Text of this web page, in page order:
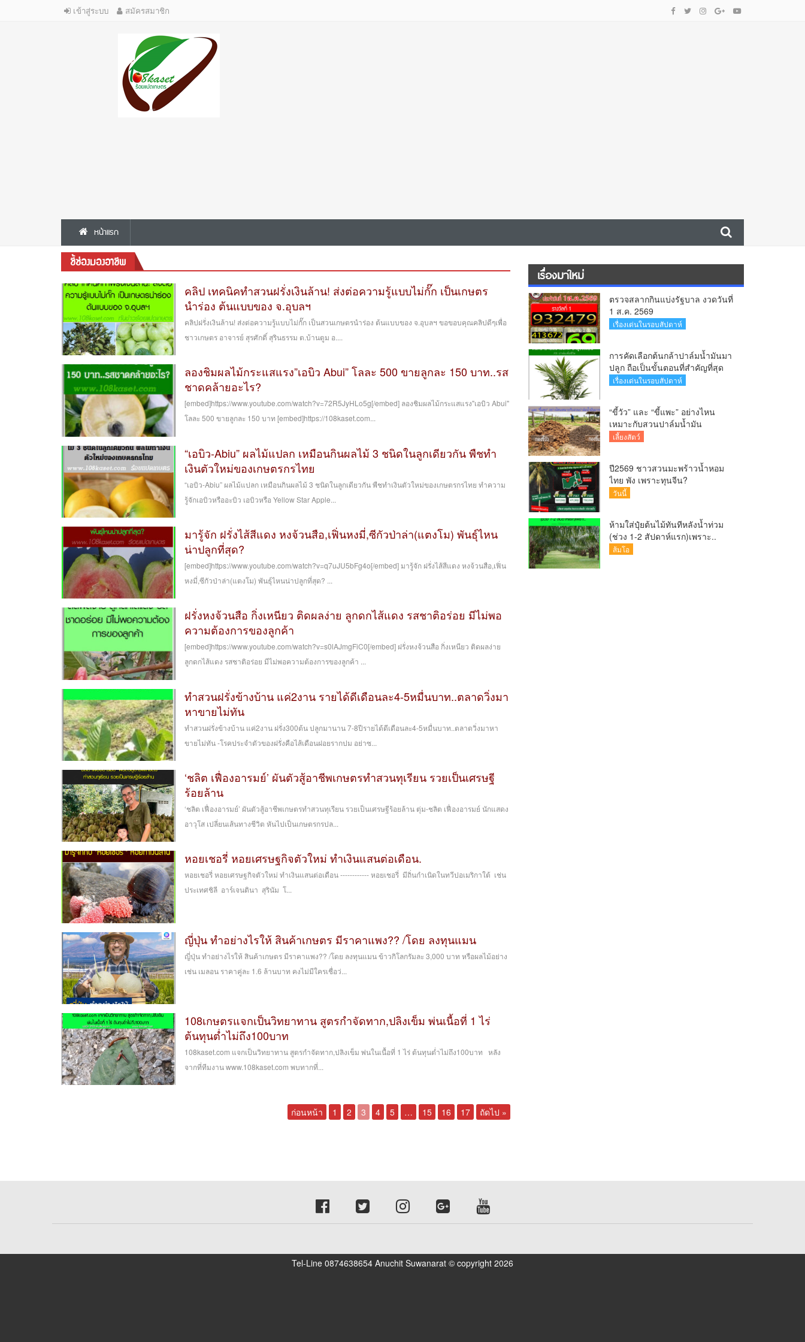
เข้าสู่ระบบ สมัครสมาชิก
หน้าแรก
ชี้ช่องมองอาชีพ
คลิป เทคนิคทำสวนฝรั่งเงินล้าน! ส่งต่อความรู้แบบไม่กั๊ก เป็นเกษตร
นำร่อง ต้นแบบของ จ.อุบลฯ
คลิปฝรั่งเงินล้าน! ส่งต่อความรู้แบบไม่กั๊ก เป็นสวนเกษตรนำร่อง ต้นแบบของ จ.อุบลฯ ขอขอบคุณคลิปดีๆเพื่อ
ชาวเกษตร อาจารย์ สุรศักดิ์ สุรินธรรม ต.บ้านตูม อ....
ลองชิมผลไม้กระแสแรง”เอบิว Abui” โลละ 500 ขายลูกละ 150 บาท..รส
ชาดคล้ายอะไร?
[embed]https://www.youtube.com/watch?v=72R5JyHLo5g[/embed] ลองชิมผลไม้กระแสแรง"เอบิว Abui"
โลละ 500 ขายลูกละ 150 บาท [embed]https://108kaset.com...
“เอบิว-Abiu” ผลไม้แปลก เหมือนกินผลไม้ 3 ชนิดในลูกเดียวกัน พืชทำ
เงินตัวใหม่ของเกษตรกรไทย
“เอบิว-Abiu” ผลไม้แปลก เหมือนกินผลไม้ 3 ชนิดในลูกเดียวกัน พืชทำเงินตัวใหม่ของเกษตรกรไทย ทำความ
รู้จักเอบิวหรืออะบิว เอบิวหรือ Yellow Star Apple...
มารู้จัก ฝรั่งไส้สีแดง หงจ้วนสือ,เฟิ่นหงมี่,ซีกัวป่าล่า(แตงโม) พันธุ์ไหน
น่าปลูกที่สุด?
[embed]https://www.youtube.com/watch?v=q7uJU5bFg4o[/embed] มารู้จัก ฝรั่งไส้สีแดง หงจ้วนสือ,เฟิ่น
หงมี่,ซีกัวป่าล่า(แตงโม) พันธุ์ไหนน่าปลูกที่สุด? ...
ฝรั่งหงจ้วนสือ กิ่งเหนียว ติดผลง่าย ลูกดกไส้แดง รสชาติอร่อย มีไม่พอ
ความต้องการของลูกค้า
[embed]https://www.youtube.com/watch?v=s0lAJmgFiC0[/embed] ฝรั่งหงจ้วนสือ กิ่งเหนียว ติดผลง่าย
ลูกดกไส้แดง รสชาติอร่อย มีไม่พอความต้องการของลูกค้า ...
ทำสวนฝรั่งข้างบ้าน แค่2งาน รายได้ดีเดือนละ4-5หมื่นบาท..ตลาดวิ่งมา
หาขายไม่ทัน
ทำสวนฝรั่งข้างบ้าน แค่2งาน ฝรั่ง300ต้น ปลูกมานาน 7-8ปีรายได้ดีเดือนละ4-5หมื่นบาท..ตลาดวิ่งมาหา
ขายไม่ทัน -โรคประจำตัวของฝรั่งคือไส้เดือนฝอยรากปม อย่าซ...
‘ชลิต เฟื่องอารมย์’ ผันตัวสู้อาชีพเกษตรทำสวนทุเรียน รวยเป็นเศรษฐี
ร้อยล้าน
‘ชลิต เฟื่องอารมย์’ ผันตัวสู้อาชีพเกษตรทำสวนทุเรียน รวยเป็นเศรษฐีร้อยล้าน ตุ่ม-ชลิต เฟื่องอารมย์ นักแสดง
อาวุโส เปลี่ยนเส้นทางชีวิต หันไปเป็นเกษตรกรปล...
หอยเชอรี่ หอยเศรษฐกิจตัวใหม่ ทำเงินแสนต่อเดือน.
หอยเชอรี่ หอยเศรษฐกิจตัวใหม่ ทำเงินแสนต่อเดือน ------------ หอยเชอรี่ มีถิ่นกำเนิดในทวีปอเมริกาใต้ เช่น
ประเทศชิลี อาร์เจนตินา สุรินัม โ...
ญี่ปุ่น ทำอย่างไรให้ สินค้าเกษตร มีราคาแพง?? /โดย ลงทุนแมน
ญี่ปุ่น ทำอย่างไรให้ สินค้าเกษตร มีราคาแพง?? /โดย ลงทุนแมน ข้าวกิโลกรัมละ 3,000 บาท หรือผลไม้อย่าง
เช่น เมลอน ราคาคู่ละ 1.6 ล้านบาท คงไม่มีใครเชื่อว่...
108เกษตรแจกเป็นวิทยาทาน สูตรกำจัดทาก,ปลิงเข็ม พ่นเนื้อที่ 1 ไร่
ต้นทุนต่ำไม่ถึง100บาท
108kaset.com แจกเป็นวิทยาทาน สูตรกำจัดทาก,ปลิงเข็ม พ่นในเนื้อที่ 1 ไร่ ต้นทุนต่ำไม่ถึง100บาท หลัง
จากที่ทีมงาน www.108kaset.com พบทากที่...
ก่อนหน้า 1 2 3 4 5 … 15 16 17 ถัดไป »
เรื่องมาใหม่
ตรวจสลากกินแบ่งรัฐบาล งวดวันที่
1 ส.ค. 2569
เรื่องเด่นในรอบสัปดาห์
การคัดเลือกต้นกล้าปาล์มน้ำมันมา
ปลูก ถือเป็นขั้นตอนที่สำคัญที่สุด
เรื่องเด่นในรอบสัปดาห์
“ขี้วัว” และ “ขี้แพะ” อย่างไหน
เหมาะกับสวนปาล์มน้ำมัน
มากกว่า?
เลี้ยงสัตว์
ปี2569 ชาวสวนมะพร้าวน้ำหอม
ไทย พัง เพราะทุนจีน?
วันนี้
ห้ามใส่ปุ๋ยต้นไม้ทันทีหลังน้ำท่วม
(ช่วง 1-2 สัปดาห์แรก)เพราะ..
ส้มโอ
Tel-Line 0874638654 Anuchit Suwanarat © copyright 2026